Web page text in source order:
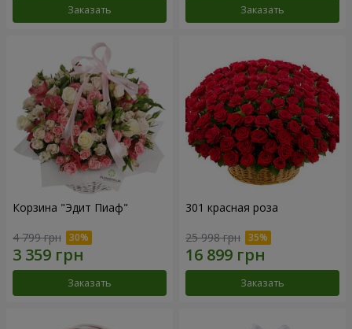
Заказать Заказать
Корзина "Эдит Пиаф"
4 799 грн
Заказать
301 красная роза
25 998 грн
Заказать